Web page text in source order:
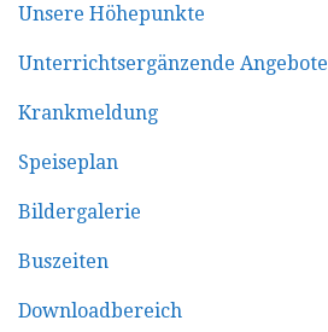
Unsere Höhepunkte
Unterrichtsergänzende Angebote
Krankmeldung
Speiseplan
Bildergalerie
Buszeiten
Downloadbereich